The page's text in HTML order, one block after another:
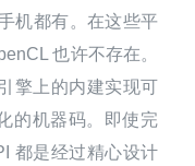
机都有。在这些平
也许不存在。
擎上的内建实现可
的机器码。即使完
都是经过精心设计